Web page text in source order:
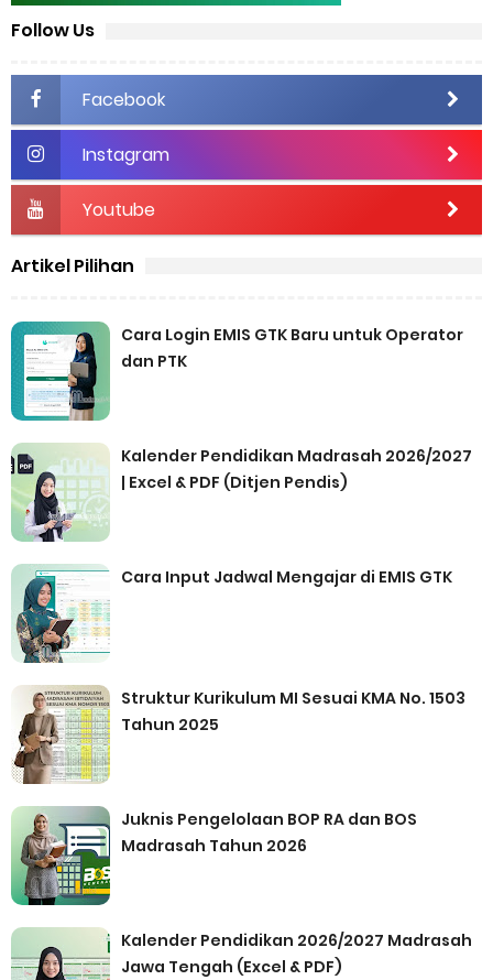
Follow Us
Facebook
Instagram
Youtube
Artikel Pilihan
Cara Login EMIS GTK Baru untuk Operator
dan PTK
Kalender Pendidikan Madrasah 2026/2027
| Excel & PDF (Ditjen Pendis)
Cara Input Jadwal Mengajar di EMIS GTK
Struktur Kurikulum MI Sesuai KMA No. 1503
Tahun 2025
Juknis Pengelolaan BOP RA dan BOS
Madrasah Tahun 2026
Kalender Pendidikan 2026/2027 Madrasah
Jawa Tengah (Excel & PDF)